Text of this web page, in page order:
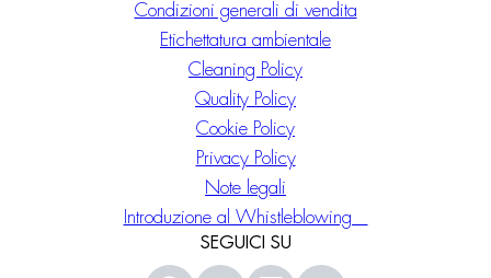
Condizioni generali di vendita
Etichettatura ambientale
Cleaning Policy
Quality Policy
Cookie Policy
Privacy Policy
Note legali
Introduzione al Whistleblowing
SEGUICI SU